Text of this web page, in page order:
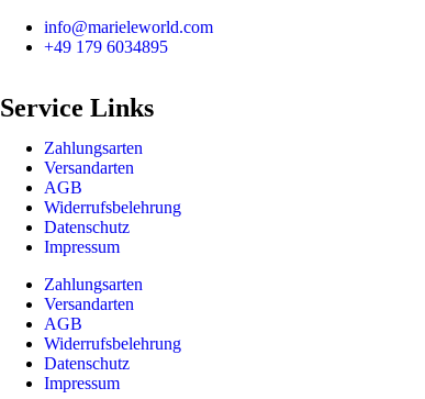
info@marieleworld.com
+49 179 6034895
Service Links
Zahlungsarten
Versandarten
AGB
Widerrufsbelehrung
Datenschutz
Impressum
Zahlungsarten
Versandarten
AGB
Widerrufsbelehrung
Datenschutz
Impressum